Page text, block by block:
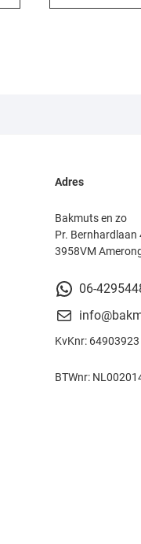
Adres
Bakmuts en zo
Pr. Bernhardlaan
3958VM
06-
KvKnr: 64903923
BTWnr: